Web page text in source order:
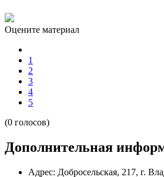
Оцените материал
1
2
3
4
5
(0 голосов)
Дополнительная
Адрес: Добросельская, 217, г.